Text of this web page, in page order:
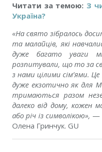
Читати за темою: З
Україна?
«На свято зібралось
та малайців, які
дуже багато уваги
розпитували, що то за
з нами цілими сім’ями.
дуже екзотично як для
тримаються разом
далеко від дому, кожен
або річ із символікою», —
Олена Гринчук. GU